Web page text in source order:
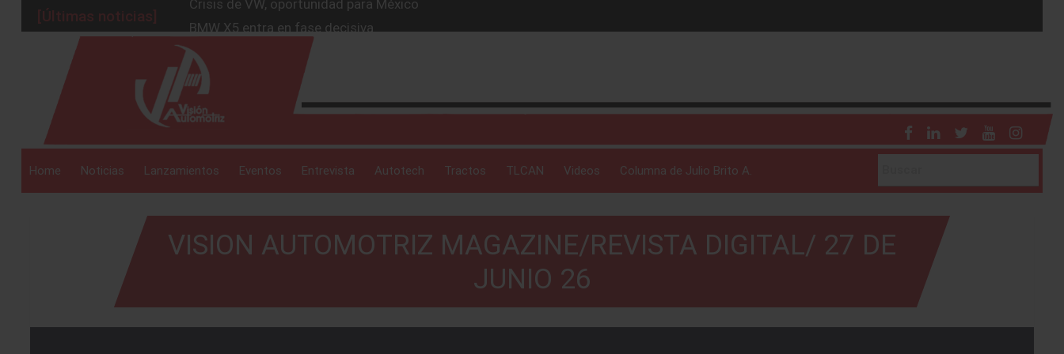
[Últimas noticias]
BMW X5 entra en fase decisiva
El rugido de una leyenda: el Mazda 787B vuelve a encender Le Mans.
Timón mexicano para el gigante coreano: Juan Carlos Ortega es el nuevo CEO de Hyundai en México
Geely acelera ventas y consolida expansión
Crisis de VW, oportunidad para México
Home Noticias Lanzamientos Eventos Entrevista Autotech Tractos TLCAN Videos Columna de Julio Brito A.
VISION AUTOMOTRIZ MAGAZINE/REVISTA DIGITAL/ 27 DE
JUNIO 26